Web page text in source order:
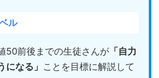
ル
50前後までの生徒さんが 「自力
になる」 ことを目標に解説して